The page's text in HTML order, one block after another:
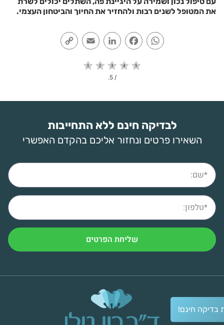
בדיקה חינם!
את המטופל לשנים רבות ולהחזיר את החיוך והביטחון העצמי.
WhatsApp
Facebook
LinkedIn
Email
/ 5.
לבדיקה חינם ללא התחייבות
השאירו פרטים ונחזור אליכם בהקדם האפשרי
שליחת הפרטים